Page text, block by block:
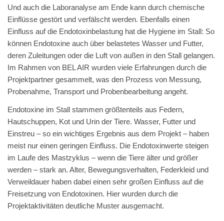
Und auch die Laboranalyse am Ende kann durch chemische
Einflüsse gestört und verfälscht werden. Ebenfalls einen
Einfluss auf die Endotoxinbelastung hat die Hygiene im Stall: So
können Endotoxine auch über belastetes Wasser und Futter,
deren Zuleitungen oder die Luft von außen in den Stall gelangen.
Im Rahmen von BEL AIR wurden viele Erfahrungen durch die
Projektpartner gesammelt, was den Prozess von Messung,
Probenahme, Transport und Probenbearbeitung angeht.
Endotoxine im Stall stammen größtenteils aus Federn,
Hautschuppen, Kot und Urin der Tiere. Wasser, Futter und
Einstreu – so ein wichtiges Ergebnis aus dem Projekt – haben
meist nur einen geringen Einfluss. Die Endotoxinwerte steigen
im Laufe des Mastzyklus – wenn die Tiere älter und größer
werden – stark an. Alter, Bewegungsverhalten, Federkleid und
Verweildauer haben dabei einen sehr großen Einfluss auf die
Freisetzung von Endotoxinen. Hier wurden durch die
Projektaktivitäten deutliche Muster ausgemacht.